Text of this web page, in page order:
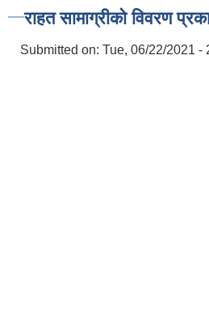
राहत सामाग्रीको विवरण
Submitted on: Tue, 06/22/2021 -